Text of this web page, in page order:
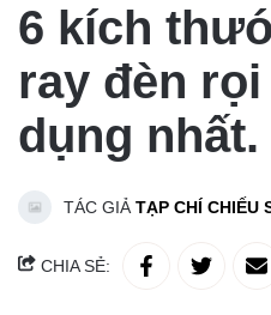
6 kích
ray đèn
dụng
TÁC GIẢ TẠP CHÍ CHIẾU
CHIA SẺ: